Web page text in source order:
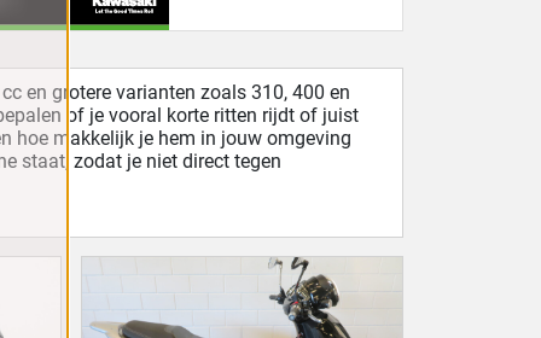
en grotere varianten zoals 310, 400 en
of je vooral korte ritten rijdt of juist
hoe makkelijk je hem in jouw omgeving
staat, zodat je niet direct tegen